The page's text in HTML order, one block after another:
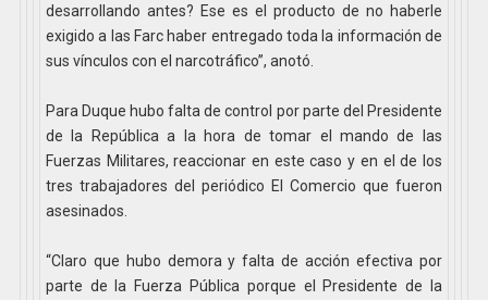
desarrollando antes? Ese es el producto de no haberle
exigido a las Farc haber entregado toda la información de
sus vínculos con el narcotráfico”, anotó.
Para Duque hubo falta de control por parte del Presidente
de la República a la hora de tomar el mando de las
Fuerzas Militares, reaccionar en este caso y en el de los
tres trabajadores del periódico El Comercio que fueron
asesinados.
“Claro que hubo demora y falta de acción efectiva por
parte de la Fuerza Pública porque el Presidente de la